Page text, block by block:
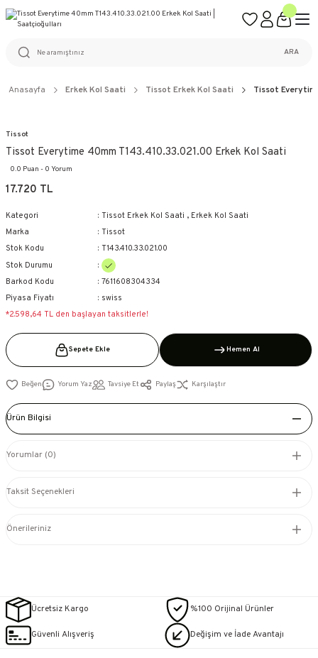
%100 ORİJİNAL ÜRÜN GARANTİSİ
ARA
Anasayfa Erkek Kol Saati Tissot Erkek Kol Saati Tissot
Tissot
Tissot Everytime 40mm T143.410.33.021.00 Erkek Kol Saati
0.0 Puan - 0 Yorum
17.720 TL
Kategori Tissot Erkek Kol Saati , Erkek Kol Saati
Marka
Tissot
Stok Kodu
T143.410.33.021.00
Stok Durumu
Barkod Kodu
7611608304334
Piyasa Fiyatı
swiss
*2.598,64 TL den başlayan taksitlerle!
Sepete Ekle Hemen Al
Yorum Yaz Tavsiye Et Paylaş Karşılaştır
Ürün Bilgisi
Yorumlar (0)
Taksit Seçenekleri
Önerileriniz
Ücretsiz Kargo %100 Orijinal Ürünler
Güvenli Alışveriş Değişim ve İade Avantajı